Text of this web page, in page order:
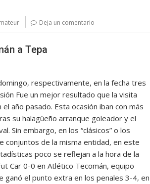
Deja un comentario
a Tepa
respectivamente, en la fecha tres
Fue un mejor resultado que la visita
el año pasado. Esta ocasión iban con más
su halagüeño arranque goleador y el
Sin embargo, en los “clásicos” o los
conjuntos de la misma entidad, en este
poco se reflejan a la hora de la
Car 0-0 en Atlético Tecomán, equipo
ganó el punto extra en los penales 3-4, en